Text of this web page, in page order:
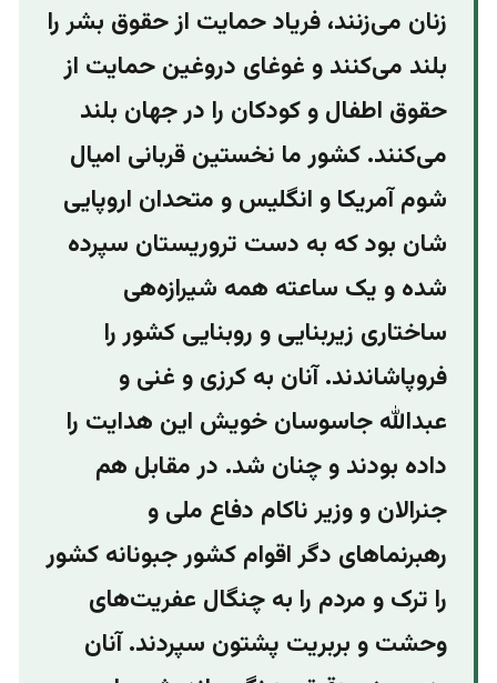
زنان می‌زنند، فریاد حمایت از حقوق بشر را
بلند می‌کنند و غوغای دروغین حمایت از
حقوق اطفال و‌ کودکان را در جهان بلند
می‌کنند. کشور ما نخستین قربانی امیال
شوم آمریکا و انگلیس ‌و متحدان اروپایی
شان بود که به دست تروریستان سپرده
شده و یک ساعته همه شیرازه‌هی
ساختاری زیربنایی و روبنایی کشور را
فروپاشاندند. آنان به کرزی و غنی و
عبدالله جاسوسان خویش این هدایت را
داده بودند ‌و چنان شد. در مقابل هم
جنرالان و وزیر ناکام دفاع ملی و
رهبرنماهای دگر اقوام کشور جبونانه کشور
را ترک و مردم را به چنگال عفریت‌های
وحشت و بربریت پشتون سپردند. آنان